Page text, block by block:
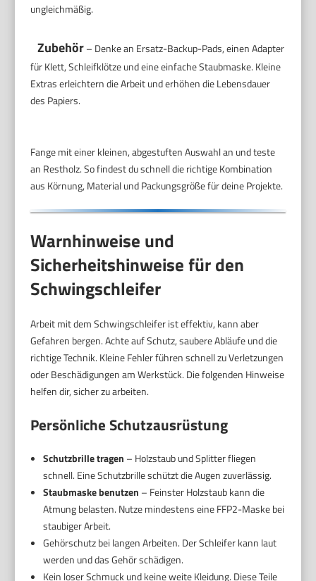
ungleichmäßig.
Zubehör– Denke an Ersatz-Backup-Pads, einen Adapter
für Klett, Schleifklötze und eine einfache Staubmaske. Kleine
Extras erleichtern die Arbeit und erhöhen die Lebensdauer
des Papiers.
Fange mit einer kleinen, abgestuften Auswahl an und teste
an Restholz. So findest du schnell die richtige Kombination
aus Körnung, Material und Packungsgröße für deine Projekte.
Warnhinweise und
Sicherheitshinweise für den
Schwingschleifer
Arbeit mit dem Schwingschleifer ist effektiv, kann aber
Gefahren bergen. Achte auf Schutz, saubere Abläufe und die
richtige Technik. Kleine Fehler führen schnell zu Verletzungen
oder Beschädigungen am Werkstück. Die folgenden Hinweise
helfen dir, sicher zu arbeiten.
Persönliche Schutzausrüstung
Schutzbrille tragen – Holzstaub und Splitter fliegen
schnell. Eine Schutzbrille schützt die Augen zuverlässig.
Staubmaske benutzen – Feinster Holzstaub kann die
Atmung belasten. Nutze mindestens eine FFP2-Maske bei
staubiger Arbeit.
Gehörschutz bei langen Arbeiten. Der Schleifer kann laut
werden und das Gehör schädigen.
Kein loser Schmuck und keine weite Kleidung. Diese Teile